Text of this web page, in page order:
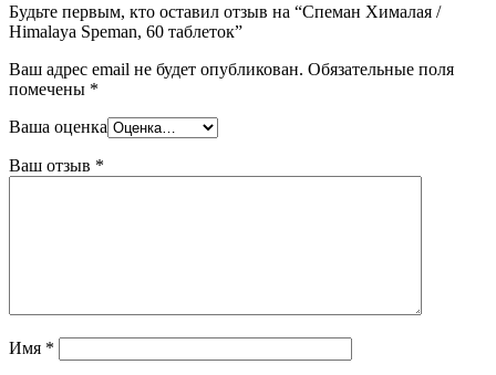
Будьте первым, кто оставил отзыв на “Спеман Хималая /
Himalaya Speman, 60 таблеток”
Ваш адрес email не будет опубликован. Обязательные поля
помечены *
Ваша оценка
Ваш отзыв *
Имя *